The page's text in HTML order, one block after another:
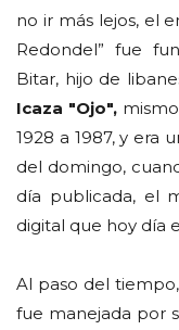
no ir más lejos, el
Redondel” fue
Bitar, hijo de
Icaza "Ojo",
1928 a 1987, y era
del domingo,
día publicada, el
digital que hoy día
Al paso del
fue manejada por